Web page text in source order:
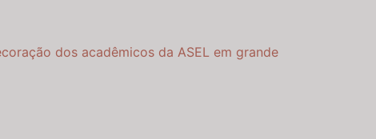
dos acadêmicos da ASEL em grande